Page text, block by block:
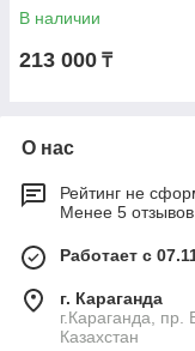
В наличии
213 000 ₸
О нас
Рейтинг не
Менее 5
Работает с
г. Караганда
г.Караганда,
Казахстан